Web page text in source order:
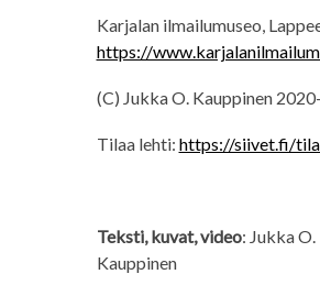
Karjalan ilmailumuseo,
https://
(C) Jukka O. Kauppinen
Tilaa lehti: https://siivet.fi/
Teksti, kuvat, video: Jukka O.
Kauppinen